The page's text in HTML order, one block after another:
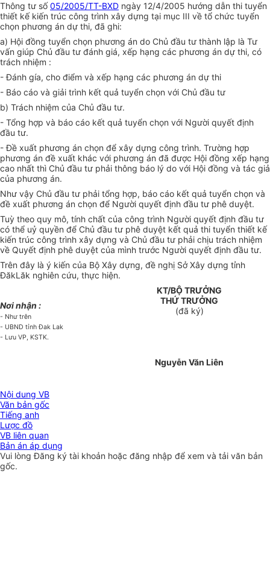
Thông tư số05/2005/TT-BXD ngày 12/4/2005 hướng dẫn thi tuyển
thiết kế kiến trúc công trình xây dựng tại mục III về tổ chức tuyển
chọn phương án dự thi, đã ghi:
a) Hội đồng tuyển chọn phương án do Chủ đầu tư thành lập là Tư
vấn giúp Chủ đầu tư đánh giá, xếp hạng các phương án dự thi, có
trách nhiệm :
- Đánh gía, cho điểm và xếp hạng các phương án dự thi
- Báo cáo và giải trình kết quả tuyển chọn với Chủ đầu tư
b) Trách nhiệm của Chủ đầu tư.
- Tổng hợp và báo cáo kết quả tuyển chọn với Người quyết định
đầu tư.
- Đề xuất phương án chọn để xây dựng công trình. Trường hợp
phương án đề xuất khác với phương án đã được Hội đồng xếp hạng
cao nhất thì Chủ đầu tư phải thông báo lý do với Hội đồng và tác giả
của phương án.
Như vậy Chủ đầu tư phải tổng hợp, báo cáo kết quả tuyển chọn và
đề xuất phương án chọn để Người quyết định đầu tư phê duyệt.
Tuỳ theo quy mô, tính chất của công trình Người quyết định đầu tư
có thể uỷ quyền để Chủ đầu tư phê duyệt kết quả thi tuyển thiết kế
kiến trúc công trình xây dựng và Chủ đầu tư phải chịu trách nhiệm
về Quyết định phê duyệt của mình trước Người quyết định đầu tư.
Trên đây là ý kiến của Bộ Xây dựng, đề nghị Sở Xây dựng tỉnh
ĐăkLăk nghiên cứu, thực hiện.
Nơi nhận :
- Như trên
- UBND tỉnh Đak Lak
- Lưu VP, KSTK.
KT/BỘ TRƯỞNG
THỨ TRƯỞNG
(đã ký)
Nguyễn Văn Liên
Nội dung VB
Văn bản gốc
Tiếng anh
Lược đồ
VB liên quan
Bản án áp dụng
Vui lòngĐăng ký tài khoản hoặc đăng nhập để xem và tải văn bản
gốc.